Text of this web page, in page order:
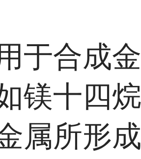
于合成
镁十四
属所形